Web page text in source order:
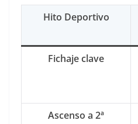
Hito Deportivo
Fichaje clave
Ascenso a 2ª